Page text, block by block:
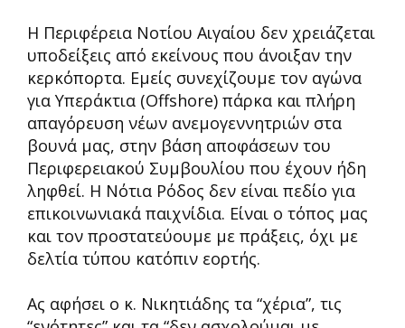
Η Περιφέρεια Νοτίου Αιγαίου δεν χρειάζεται
υποδείξεις από εκείνους που άνοιξαν την
κερκόπορτα. Εμείς συνεχίζουμε τον αγώνα
για Υπεράκτια (Offshore) πάρκα και πλήρη
απαγόρευση νέων ανεμογεννητριών στα
βουνά μας, στην βάση αποφάσεων του
Περιφερειακού Συμβουλίου που έχουν ήδη
ληφθεί. Η Νότια Ρόδος δεν είναι πεδίο για
επικοινωνιακά παιχνίδια. Είναι ο τόπος μας
και τον προστατεύουμε με πράξεις, όχι με
δελτία τύπου κατόπιν εορτής.
Ας αφήσει ο κ. Νικητιάδης τα “χέρια”, τις